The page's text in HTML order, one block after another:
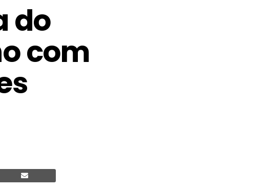
do
com